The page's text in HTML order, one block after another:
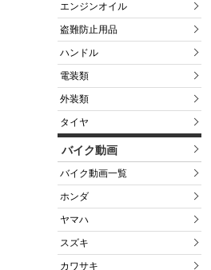
エンジンオイル
盗難防止用品
ハンドル
電装類
外装類
タイヤ
バイク動画
バイク動画一覧
ホンダ
ヤマハ
スズキ
カワサキ